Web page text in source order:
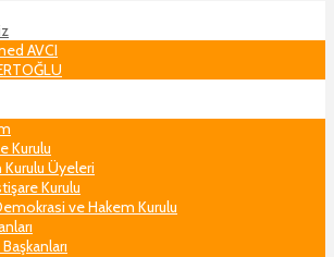
AVCI
Kurulu
Üyeleri
Kurulu
ve Hakem Kurulu